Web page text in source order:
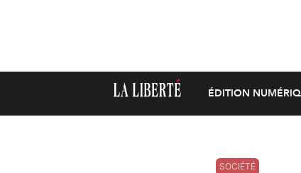
ÉDITION
SOCIÉTÉ